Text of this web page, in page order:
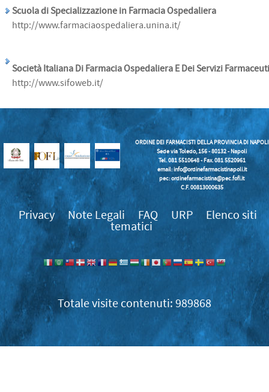
Scuola di Specializzazione in Farmacia Ospedaliera
http://www.farmaciaospedaliera.unina.it/
Società Italiana Di Farmacia Ospedaliera E Dei Servizi
http://www.sifoweb.it/
ORDINE DEI FARMACISTI DELLA PROVINCIA DI NAPOLI
Sede via Toledo, 156 - 80132 - Napoli
Tel. 081 5510648 - Fax. 081 5520961
email:info@ordinefarmacistinapoli.it
pec: ordinefarmacistina@pec.fofi.it
C.F. 00813000635
Privacy Note Legali FAQ URP
Elenco siti
tematici
989868